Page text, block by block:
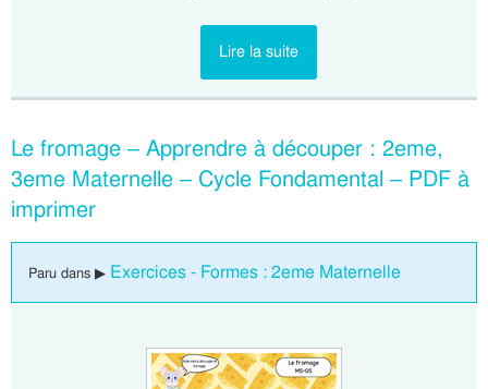
Lire la suite
Le fromage – Apprendre à découper : 2eme,
3eme Maternelle – Cycle Fondamental – PDF à
imprimer
Paru dans ▶ Exercices - Formes : 2eme Maternelle